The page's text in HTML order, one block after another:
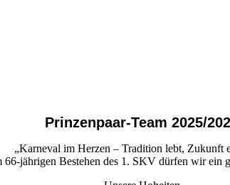
Prinzenpaar-Team 2025/
„Karneval im Herzen – Tradition lebt, Zukunft
jährigen Bestehen des 1. SKV dürfen wir ein